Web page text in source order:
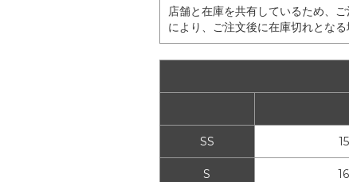
店舗と在庫を共有しているため、
により、ご注文後に在庫切れとなる
SS
S